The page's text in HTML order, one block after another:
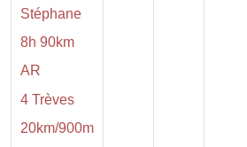
Stéphane
8h 90km
AR
4 Trèves
20km/900m